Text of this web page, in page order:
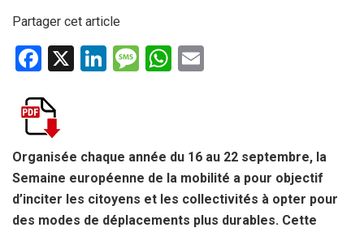
Partager cet article
F
ce
b
o
o
k
X
Li
n
M
g
e
W
A
p
p
Organisée chaque année du 16 au 22 septembre, la
Semaine européenne de la mobilité a pour objectif
d’inciter les citoyens et les collectivités à opter pour
des modes de déplacements plus durables. Cette